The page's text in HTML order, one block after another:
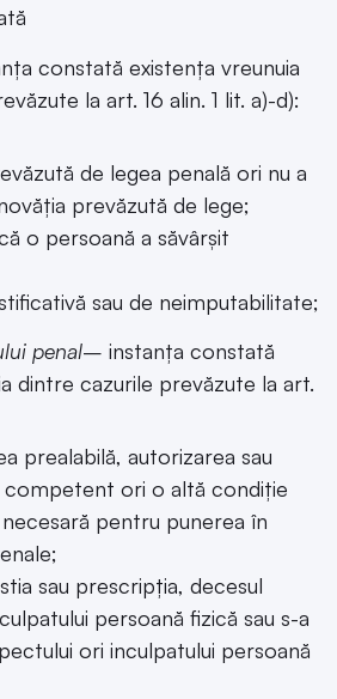
constată existența vreunuia
la art. 16 alin. 1 lit. a)-d):
de legea penală ori nu a
prevăzută de lege;
o persoană a săvârşit
sau de neimputabilitate;
penal– instanța constată
dintre cazurile prevăzute la art.
prealabilă, autorizarea sau
competent ori o altă condiţie
pentru punerea în
sau prescripţia, decesul
persoană fizică sau s-a
ori inculpatului persoană